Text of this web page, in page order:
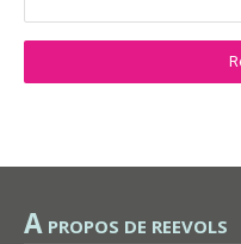
A PROPOS DE REEVOLS